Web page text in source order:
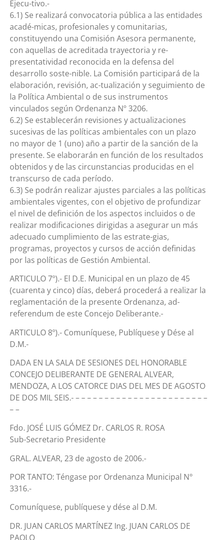
Ejecu-tivo.-
6.1) Se realizará convocatoria pública a las entidades
acadé-micas, profesionales y comunitarias,
constituyendo una Comisión Asesora permanente,
con aquellas de acreditada trayectoria y re-
presentatividad reconocida en la defensa del
desarrollo soste-nible. La Comisión participará de la
elaboración, revisión, ac-tualización y seguimiento de
la Política Ambiental o de sus instrumentos
vinculados según Ordenanza Nº 3206.
6.2) Se establecerán revisiones y actualizaciones
sucesivas de las políticas ambientales con un plazo
no mayor de 1 (uno) año a partir de la sanción de la
presente. Se elaborarán en función de los resultados
obtenidos y de las circunstancias producidas en el
transcurso de cada período.
6.3) Se podrán realizar ajustes parciales a las políticas
ambientales vigentes, con el objetivo de profundizar
el nivel de definición de los aspectos incluidos o de
realizar modificaciones dirigidas a asegurar un más
adecuado cumplimiento de las estrate-gias,
programas, proyectos y cursos de acción definidas
por las políticas de Gestión Ambiental.
ARTICULO 7º).- El D.E. Municipal en un plazo de 45
(cuarenta y cinco) días, deberá procederá a realizar la
reglamentación de la presente Ordenanza, ad-
referendum de este Concejo Deliberante.-
ARTICULO 8º).- Comuníquese, Publíquese y Dése al
D.M.-
DADA EN LA SALA DE SESIONES DEL HONORABLE
CONCEJO DELIBERANTE DE GENERAL ALVEAR,
MENDOZA, A LOS CATORCE DIAS DEL MES DE AGOSTO
DE DOS MIL SEIS.- – – – – – – – – – – – – – – – – – – – – – – –
– –
Fdo. JOSÉ LUIS GÓMEZ Dr. CARLOS R. ROSA
Sub-Secretario Presidente
GRAL. ALVEAR, 23 de agosto de 2006.-
POR TANTO: Téngase por Ordenanza Municipal N°
3316.-
Comuníquese, publíquese y dése al D.M.
DR. JUAN CARLOS MARTÍNEZ Ing. JUAN CARLOS DE
PAOLO